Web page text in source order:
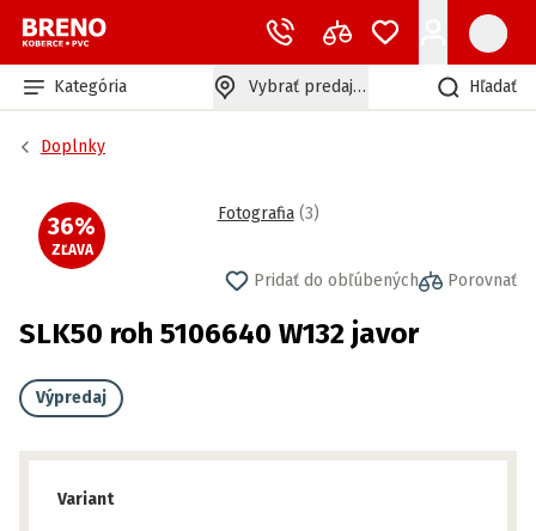
Kategória Vybrať predajňu Hľadať
Doplnky
36%
ZĽAVA
Fotografia (3)
Pridať do obľúbených Porovnať
SLK50 roh 5106640 W132 javor
Výpredaj
Variant